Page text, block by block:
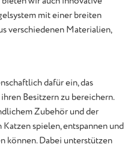
mit einer breiten
verschiedenen Materialien,
dafür ein, das
Besitzern zu bereichern.
Zubehör und der
spielen, entspannen und
können. Dabei unterstützen